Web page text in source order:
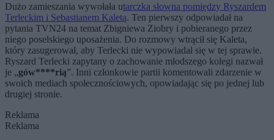
Dużo zamieszania wywołała utarczka słowna pomiędzy Ryszardem
Terleckim i Sebastianem Kaletą. Ten pierwszy odpowiadał na
pytania TVN24 na temat Zbigniewa Ziobry i pobieranego przez
niego poselskiego uposażenia. Do rozmowy wtrącił się Kaleta,
który zasugerował, aby Terlecki nie wypowiadał się w tej sprawie.
Ryszard Terlecki zapytany o zachowanie młodszego kolegi nazwał
je „gów****rią”. Inni członkowie partii komentowali zdarzenie w
swoich mediach społecznościowych, opowiadając się po jednej lub
drugiej stronie.
Reklama
Reklama